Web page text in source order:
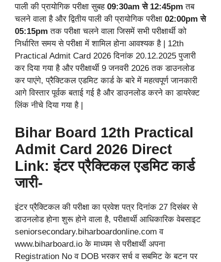
पाली की प्रायोगिक परीक्षा सुबह09:30am से 12:45pm तब
चलने वाला है और द्वितीय पाली की प्रायोगिक परीक्षा 02:00pm से
05:15pm तक परीक्षा चलने वाला जिसमें सभी परीक्षार्थी को
निर्धारित समय से परीक्षा में शामिल होना आवश्यक है | 12th
Practical Admit Card 2026 दिनांक 20.12.2025 पुजारी
कर दिया गया है और परीक्षार्थी 9 जनवरी 2026 तक डाउनलोड
कर पाएंगे, प्रैक्टिकल एडमिट कार्ड के बारे में महत्वपूर्ण जानकारी
आगे विस्तार पूर्वक बताई गई है और डाउनलोड करने का डायरेक्ट
लिंक नीचे दिया गया है |
Bihar Board 12th Practical
Admit Card 2026 Direct
Link: इंटर प्रैक्टिकल एडमिट कार्ड
जारी-
इंटर प्रैक्टिकल की परीक्षा का प्रवेश पत्र दिनांक 27 दिसंबर से
डाउनलोड होना शुरू होने वाला है, परीक्षार्थी आधिकारिक वेबसाइट
seniorsecondary.biharboardonline.com व
www.biharboard.io के माध्यम से परीक्षार्थी अपना
Registration No व DOB भरकर सर्च व सबमिट के बटन पर